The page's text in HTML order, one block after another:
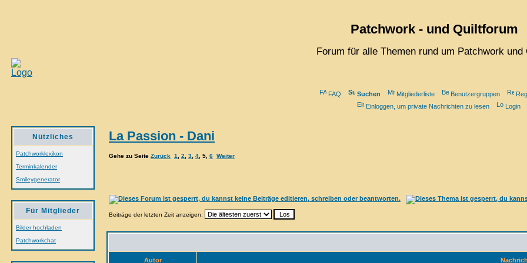
Patchwork - und Quiltforum
Forum für alle Themen rund um Patchwork und
FAQ Suchen Mitgliederliste Benutzergruppen
Einloggen, um private Nachrichten zu lesen
Login
Nützliches
Patchworklexikon
Terminkalender
Smileygenerator
Für Mitglieder
Bilder hochladen
Patchworkchat
La Passion - Dani
Gehe zu Seite Zurück 1 2 3 4 5 6 Weiter
Beiträge der letzten Zeit anzeigen:
Autor